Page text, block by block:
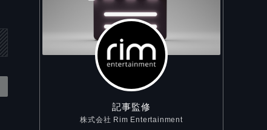
記事監修
株式会社 Rim Entertainment